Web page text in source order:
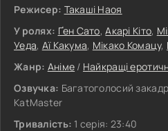
Режисер: Такаші Наоя
У ролях: Ґен Сато,Акарі Кіто,
Уеда, Аї Какума, Мікако Комацу,
Жанр: Аніме / Найкращі
Озвучка: Багатоголосий
KatMaster
Тривалість: 1 серія: 23:40